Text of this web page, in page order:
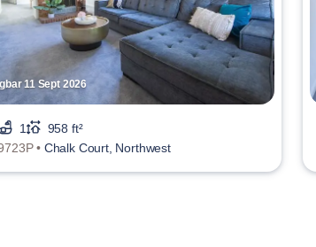
11 Sept 2026
1
958 ft²
• Chalk Court, Northwest